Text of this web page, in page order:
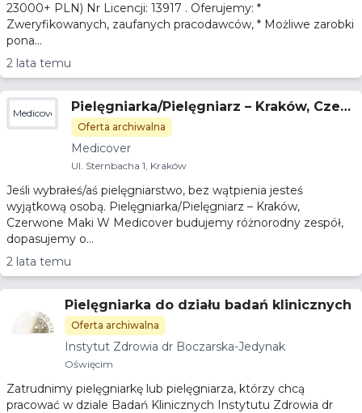
23000+ PLN) Nr Licencji: 13917 . Oferujemy: *
Zweryfikowanych, zaufanych pracodawców, * Możliwe zarobki
pona...
2 lata temu
Medicover
Pielęgniarka/Pielęgniarz – Kraków, Czer
wone Maki
Oferta archiwalna
Medicover
Ul. Sternbacha 1, Kraków​
Jeśli wybrałeś/aś pielęgniarstwo, bez wątpienia jesteś
wyjątkową osobą. Pielęgniarka/Pielęgniarz – Kraków,
Czerwone Maki W Medicover budujemy różnorodny zespół,
dopasujemy o...
2 lata temu
Pielęgniarka do działu badań klinicznych
Oferta archiwalna
Instytut Zdrowia dr Boczarska-Jedynak
Oświęcim
Zatrudnimy pielęgniarkę lub pielęgniarza, którzy chcą
pracować w dziale Badań Klinicznych Instytutu Zdrowia dr